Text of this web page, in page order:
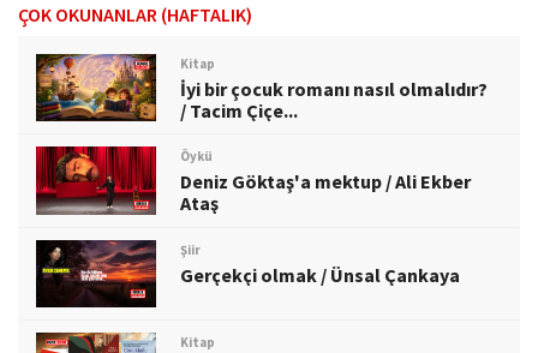
ÇOK OKUNANLAR (HAFTALIK)
Kitap
İyi bir çocuk romanı nasıl olmalıdır?
/ Tacim Çiçe...
Öykü
Deniz Göktaş'a mektup / Ali Ekber
Ataş
Şiir
Gerçekçi olmak / Ünsal Çankaya
Kitap